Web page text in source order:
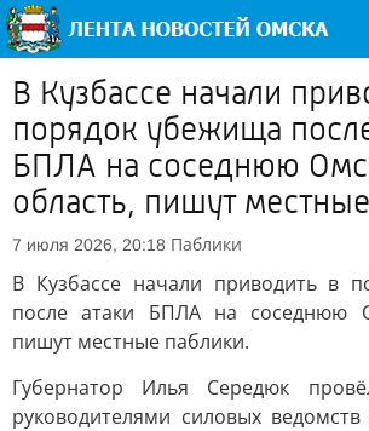
В Кузбассе начали
порядок убежища
БПЛА на соседнюю
область, пишут
7 июля 2026, 20:18 Паблики
В Кузбассе начали приводить в
после атаки БПЛА на соседнюю
пишут местные паблики.
Губернатор Илья Середюк
руководителями силовых